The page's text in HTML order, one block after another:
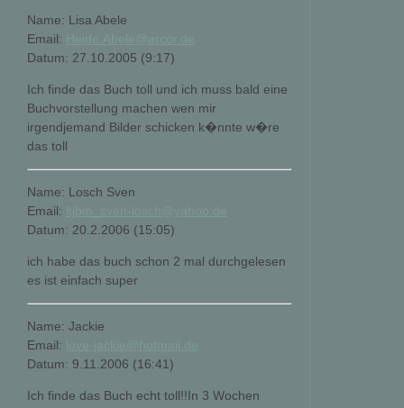
Name: Lisa Abele
Email:
Datum: 27.10.2005 (9:17)
Ich finde das Buch toll und ich muss bald eine
Buchvorstellung machen wen mir
irgendjemand Bilder schicken k�nnte w�re
das toll
Name: Losch Sven
Email:
Datum: 20.2.2006 (15:05)
ich habe das buch schon 2 mal durchgelesen
es ist einfach super
Name: Jackie
Email:
Datum: 9.11.2006 (16:41)
Ich finde das Buch echt toll!!In 3 Wochen